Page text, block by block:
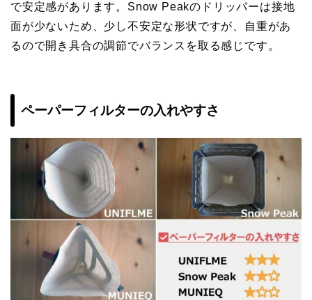
で安定感があります。Snow Peakのドリッパーは接地
面が少ないため、少し不安定な形状ですが、自重があ
るので開き具合の調節でバランスを取る感じです。
ペーパーフィルターの入れやすさ